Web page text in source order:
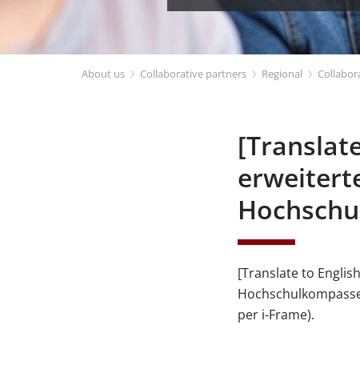
About us Collaborative partners Regional
[Translate to
per i-Frame).